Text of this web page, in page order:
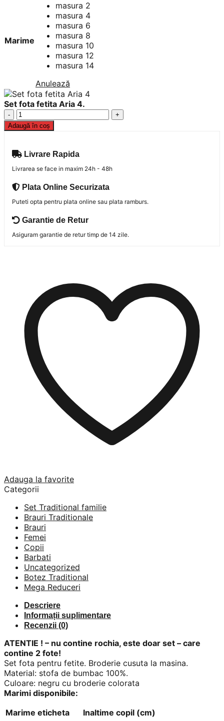
Marime
masura 2
masura 4
masura 6
masura 8
masura 10
masura 12
masura 14
Anulează
Set fota fetita Aria 4.
Cantitate
Set
fota
Aria
Adaugă în coș
Livrare Rapida
Livrarea se face in maxim 24h - 48h
Plata Online Securizata
Puteti opta pentru plata online sau plata ramburs.
Garantie de Retur
Asiguram garantie de retur timp de 14 zile.
Adauga la favorite
Categorii
Set Traditional familie
Brauri Traditionale
Brauri
Femei
Copii
Barbati
Uncategorized
Botez Traditional
Mega Reduceri
Descriere
Informații suplimentare
Recenzii (0)
ATENTIE ! – nu contine rochia, este doar set – care
contine 2 fote!
Set fota pentru fetite. Broderie cusuta la masina.
Material: stofa de bumbac 100%.
Culoare: negru cu broderie colorata
Marimi disponibile:
Marime eticheta
Inaltime copil (cm)